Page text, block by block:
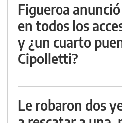
Figueroa
en todos los
y ¿un cuarto
Cipolletti?
Le robaron dos